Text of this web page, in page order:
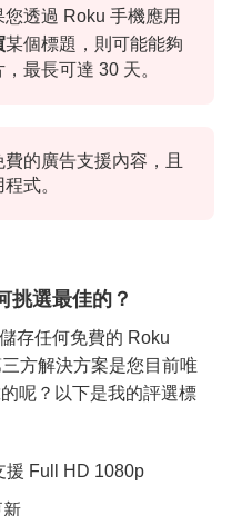
您透過 Roku 手機應用
某個標題，則可能能夠
最長可達 30 天。
的廣告支援內容，且
式。
挑選最佳的？
存任何免費的 Roku
方解決方案是您目前唯
呢？以下是我的評選標
援 Full HD 1080p
新